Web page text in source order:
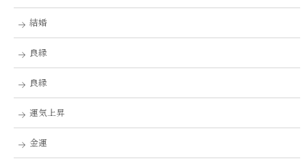
結婚
良縁
良縁
運気上昇
金運